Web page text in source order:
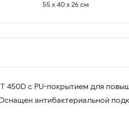
55 x 40 x 26 см
450D с PU-покрытием для
антибактериальной